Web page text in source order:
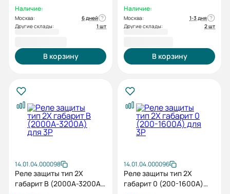
Наличие:
Москва:
6 дней
Другие склады:
1 шт
В корзину
Наличие:
Москва:
1-3 дня
Другие склады:
2 шт
В корзину
14.01.04.000098
Реле защиты тип 2X
габарит B (2000А-3200А)
14.01.04.000096
Реле защиты тип 2X
габарит 0 (200-1600А)